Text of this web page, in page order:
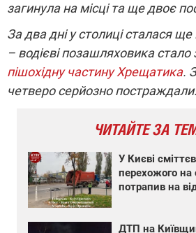
загинула на місці та ще двоє
За два дні у столиці сталася
– водієві позашляховика стало
пішохідну частину Хрещатика.
четверо серйозно постраждали.
ЧИТАЙТЕ ЗА
У Києві
перехожого
потрапив на
ДТП на